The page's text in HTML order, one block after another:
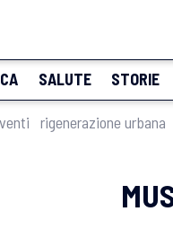
SALUTE STORIE
rigenerazione urbana